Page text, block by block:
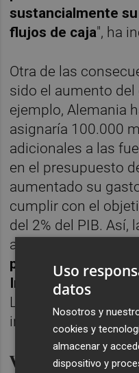
sustancialmente
flujos de caja", ha
Otra de las
sido el aumento
ejemplo, Alemania
asignaría 100.000
adicionales a las
en el presupuesto
aumentado su
cumplir con el
del 2% del PIB. Así,
al
para el gobierno
Internacional
, que
Londres y tiene un
internacional del
Ventajas
Uso
datos
Nosotros y
cookies y
almacenar y
dispositivo y